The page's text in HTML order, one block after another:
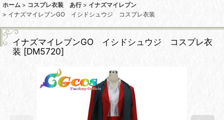
ホーム > コスプレ衣装 あ行 > イナズマイレブン
> イナズマイレブンGO イシドシュウジ コスプレ衣装
イナズマイレブンGO イシドシュウジ コスプレ衣
装 [DM5720]